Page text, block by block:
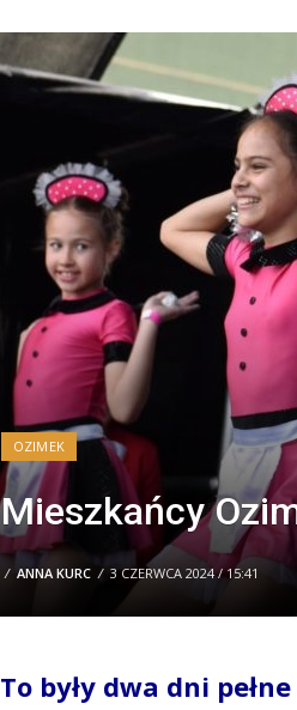
OZIMEK
Mieszkańcy
/ ANNA KURC / 3 CZERWCA 2024 / 15:41
To były dwa dni